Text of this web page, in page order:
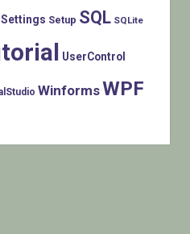
Settings Setup SQL SQLite
UserControl
WinformsWPF